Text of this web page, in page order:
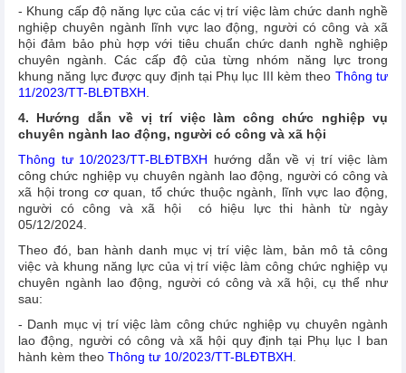
- Khung cấp độ năng lực của các vị trí việc làm chức danh nghề
nghiệp chuyên ngành lĩnh vực lao động, người có công và xã
hội đảm bảo phù hợp với tiêu chuẩn chức danh nghề nghiệp
chuyên ngành. Các cấp độ của từng nhóm năng lực trong
khung năng lực được quy định tại Phụ lục III kèm theo Thông tư
11/2023/TT-BLĐTBXH
4. Hướng dẫn về vị trí việc làm công chức nghiệp vụ
chuyên ngành lao động, người có công và xã hội
Thông tư 10/2023/TT-BLĐTBXH hướng dẫn về vị trí việc làm
công chức nghiệp vụ chuyên ngành lao động, người có công và
xã hội trong cơ quan, tổ chức thuộc ngành, lĩnh vực lao động,
người có công và xã hội có hiệu lực thi hành từ ngày
05/12/2024.
Theo đó, ban hành danh mục vị trí việc làm, bản mô tả công
việc và khung năng lực của vị trí việc làm công chức nghiệp vụ
chuyên ngành lao động, người có công và xã hội, cụ thể như
sau:
- Danh mục vị trí việc làm công chức nghiệp vụ chuyên ngành
lao động, người có công và xã hội quy định tại Phụ lục I ban
hành kèm theo Thông tư 10/2023/TT-BLĐTBXH